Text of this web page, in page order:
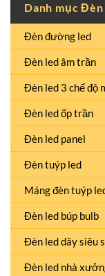
Danh mục Đèn
Đèn đường led
Đèn led âm trần
Đèn led 3 chế độ
Đèn led ốp trần
Đèn led panel
Đèn tuýp led
Máng đèn tuýp
Đèn led búp bulb
Đèn led dây siêu
Đèn led nhà